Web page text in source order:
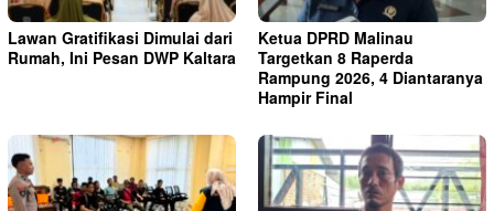
Lawan Gratifikasi Dimulai dari
Rumah, Ini Pesan DWP Kaltara
Ketua DPRD Malinau
Targetkan 8 Raperda
Rampung 2026, 4 Diantaranya
Hampir Final